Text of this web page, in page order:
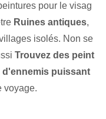
pour le visag
Ruines antiques,
isolés. Non se
Trouvez des peint
puissant
voyage.